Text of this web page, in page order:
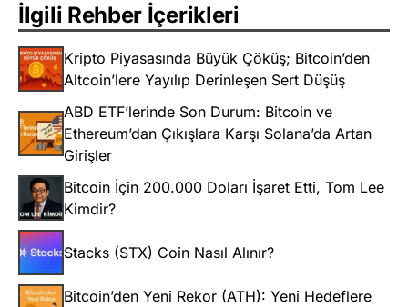
İlgili Rehber İçerikleri
Kripto Piyasasında Büyük Çöküş; Bitcoin’den
Altcoin’lere Yayılıp Derinleşen Sert Düşüş
ABD ETF’lerinde Son Durum: Bitcoin ve
Ethereum’dan Çıkışlara Karşı Solana’da Artan
Girişler
Bitcoin İçin 200.000 Doları İşaret Etti, Tom Lee
Kimdir?
Stacks (STX) Coin Nasıl Alınır?
Bitcoin’den Yeni Rekor (ATH): Yeni Hedeflere